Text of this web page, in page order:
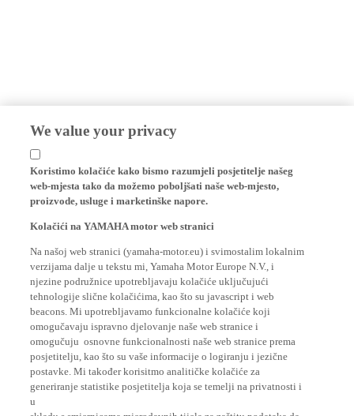
We value your privacy
Koristimo kolačiće kako bismo razumjeli posjetitelje našeg
web-mjesta tako da možemo poboljšati naše web-mjesto,
proizvode, usluge i marketinške napore.
verzijama dalje u tekstu mi, Yamaha Motor Europe N.V., i
njezine podružnice upotrebljavaju kolačiće uključujući
tehnologije slične kolačićima, kao što su javascript i web
beacons. Mi upotrebljavamo funkcionalne kolačiće koji
omogučavaju ispravno djelovanje naše web stranice i
omogučuju osnovne funkcionalnosti naše web stranice prema
posjetitelju, kao što su vaše informacije o logiranju i jezične
postavke. Mi također korisitmo analitičke kolačiće za
generiranje statistike posjetitelja koja se temelji na privatnosti i
u
skladu s smjernicama mjerodavnih tijela za zaštitu podataka da